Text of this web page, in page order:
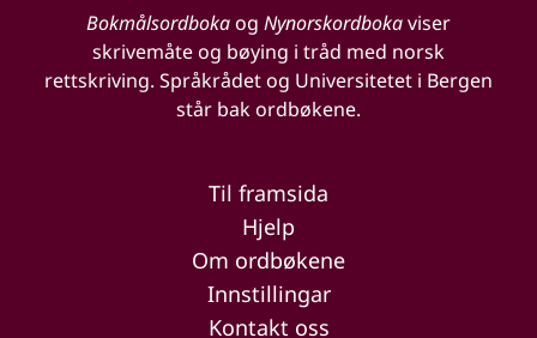
Bokmålsordbokaog Nynorskordbokaviser
skrivemåte og bøying i tråd med norsk
rettskriving. Språkrådet og Universitetet i Bergen
står bak ordbøkene.
Til framsida
Hjelp
Om ordbøkene
Innstillingar
Kontakt oss